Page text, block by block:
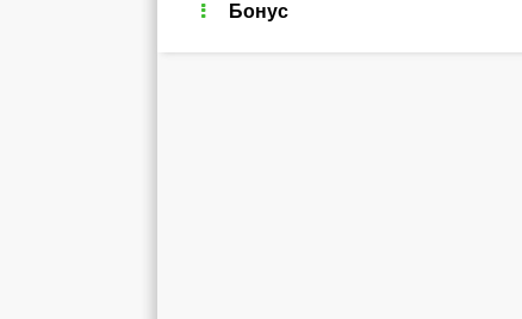
Чат
Реальные игроки
Легенды
Бонус